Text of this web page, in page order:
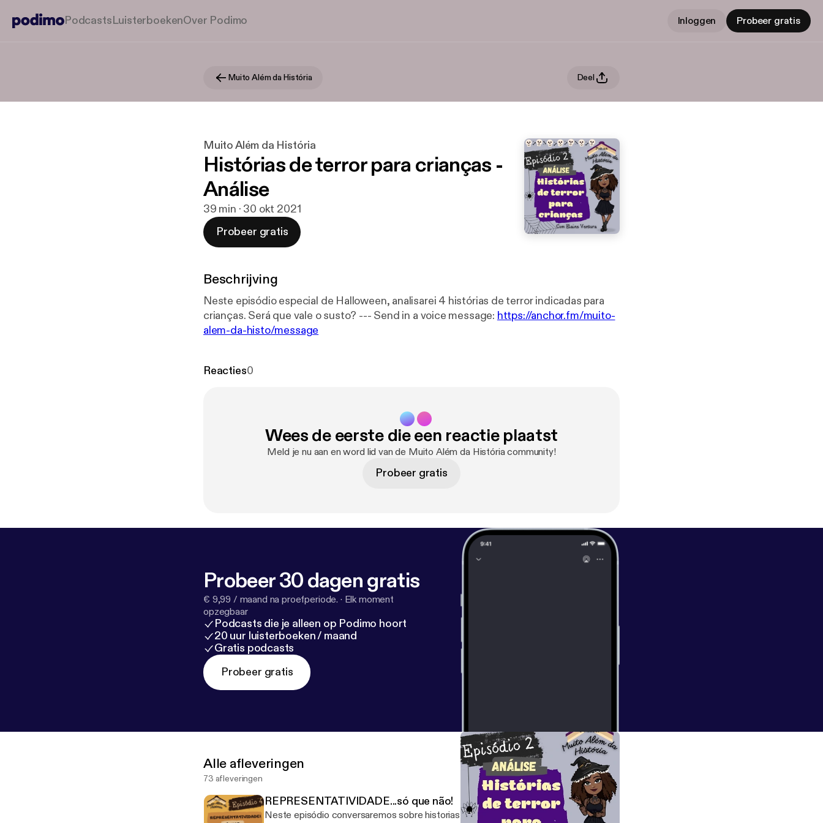
PodcastsLuisterboekenOver Podimo Inloggen Probeer gratis
Muito Além da História Deel
Muito Além da História
Histórias de terror para crianças -
Análise
39 min · 30 okt 2021
Probeer gratis
Beschrijving
Neste episódio especial de Halloween, analisarei 4 histórias de terror indicadas para
crianças. Será que vale o susto? --- Send in a voice message: https://anchor.fm/muito-
alem-da-histo/message
Reacties0
Wees de eerste die een reactie plaatst
Meld je nu aan en word lid van de Muito Além da História community!
Probeer gratis
Probeer 30 dagen gratis
€ 9,99 / maand na proefperiode. · Elk moment
opzegbaar
Podcasts die je alleen op Podimo hoort
20 uur luisterboeken / maand
Gratis podcasts
Probeer gratis
Alle afleveringen
73 afleveringen
REPRESENTATIVIDADE...só que não!
Neste episódio conversaremos sobre historias que dizem ser representativas e falar